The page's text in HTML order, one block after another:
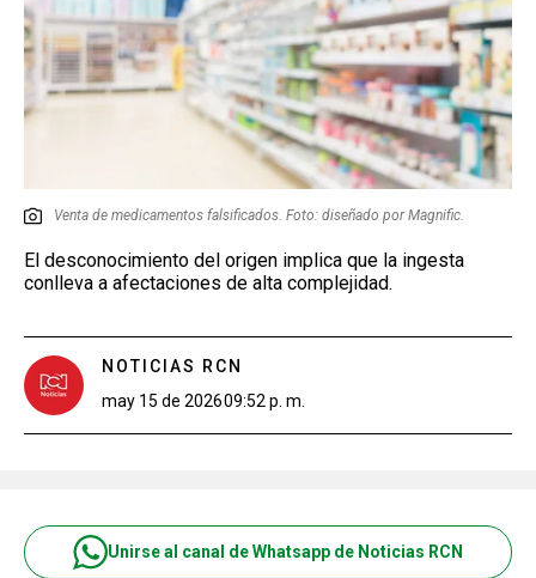
Venta de medicamentos falsificados. Foto: diseñado por Magnific.
El desconocimiento del origen implica que la ingesta
conlleva a afectaciones de alta complejidad.
NOTICIAS RCN
may 15 de 202609:52 p. m.
Unirse al canal de Whatsapp de Noticias RCN